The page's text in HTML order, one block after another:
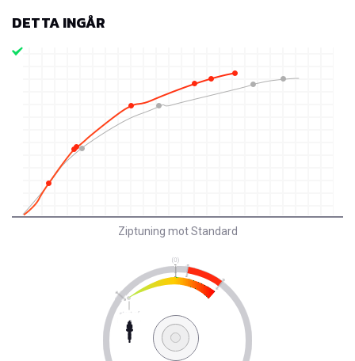
DETTA INGÅR
Ziptuning mot Standard